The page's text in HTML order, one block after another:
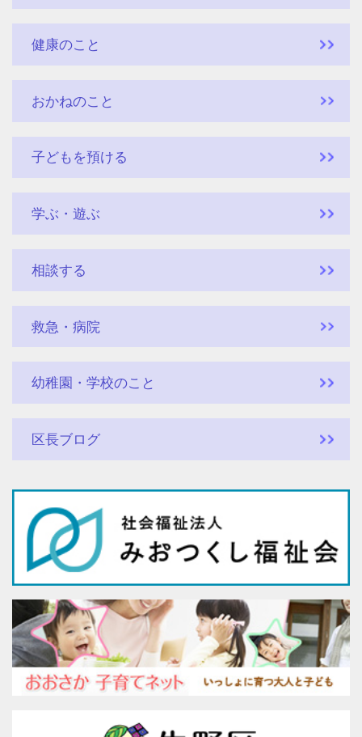
健康のこと
おかねのこと
子どもを預ける
学ぶ・遊ぶ
相談する
救急・病院
幼稚園・学校のこと
区長ブログ